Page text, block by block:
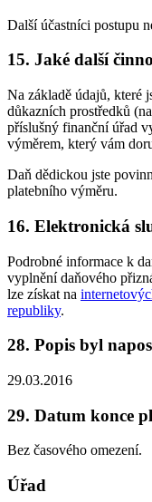
Další účastníci postupu
15. Jaké další
Na základě údajů, které
důkazních prostředků
příslušný finanční úřad
výměrem, který vám
Daň dědickou jste
platebního výměru.
16. Elektronická
Podrobné informace k
vyplnění daňového
lze získat na
republiky.
28. Popis byl
29.03.2016
29. Datum konce
Bez časového omezení.
Úřad